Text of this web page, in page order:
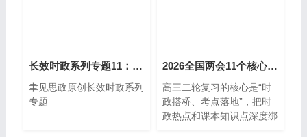
长效时政系列专题11：十五五规划（精品课件共25页含教学设计导学案）
聿见思政原创长效时政系列
专题
2026全国两会11个核心热词高考二轮复习专题（精品课件共84页配套讲义）
高三二轮复习的核心是“时
政搭桥、考点落地”，把时
政热点和课本知识点深度绑